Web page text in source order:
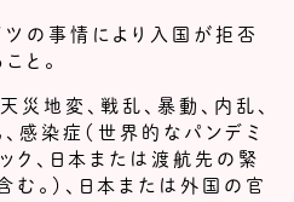
ツの事情により入国が拒否
と。
災地変、戦乱、暴動、内乱、
感染症（世界的なパンデミ
ク、日本または渡航先の緊
。）、日本または外国の官